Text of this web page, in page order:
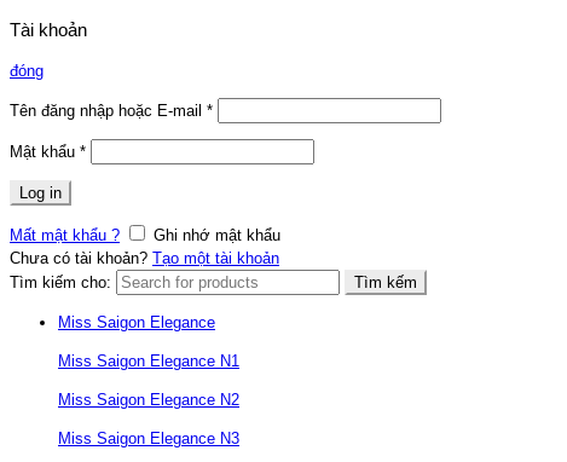
Tài khoản
đóng
Tên đăng nhập hoặc E-mail *
Mật khẩu *
Log in
Mất mật khẩu ?
Ghi nhớ mật khẩu
Chưa có tài khoản? Tạo một tài khoản
Tìm kiếm cho:
Tìm kếm
Miss Saigon Elegance
Miss Saigon Elegance N1
Miss Saigon Elegance N2
Miss Saigon Elegance N3